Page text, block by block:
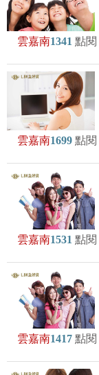
雲嘉南1341 點閱
雲嘉南1699 點閱
雲嘉南1531 點閱
雲嘉南1417 點閱